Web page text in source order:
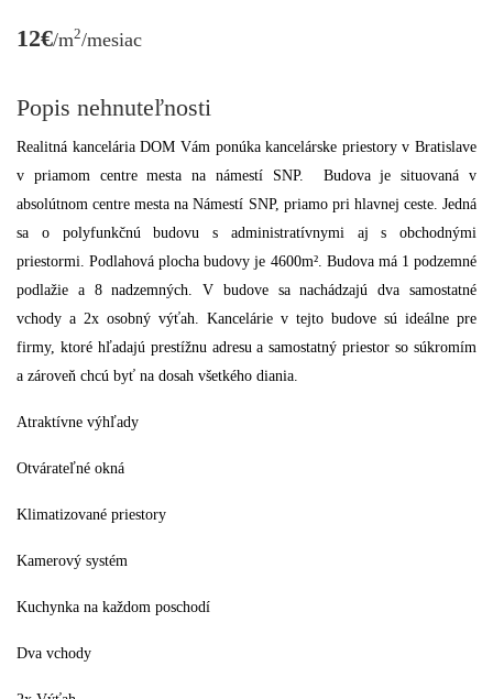
12€/m2/mesiac
Popis nehnuteľnosti
Realitná kancelária DOM Vám ponúka kancelárske priestory v Bratislave
v priamom centre mesta na námestí SNP. Budova je situovaná v
absolútnom centre mesta na Námestí SNP, priamo pri hlavnej ceste. Jedná
sa o polyfunkčnú budovu s administratívnymi aj s obchodnými
priestormi. Podlahová plocha budovy je 4600m². Budova má 1 podzemné
podlažie a 8 nadzemných. V budove sa nachádzajú dva samostatné
vchody a 2x osobný výťah. Kancelárie v tejto budove sú ideálne pre
firmy, ktoré hľadajú prestížnu adresu a samostatný priestor so súkromím
a zároveň chcú byť na dosah všetkého diania.
Atraktívne výhľady
Otvárateľné okná
Klimatizované priestory
Kamerový systém
Kuchynka na každom poschodí
Dva vchody